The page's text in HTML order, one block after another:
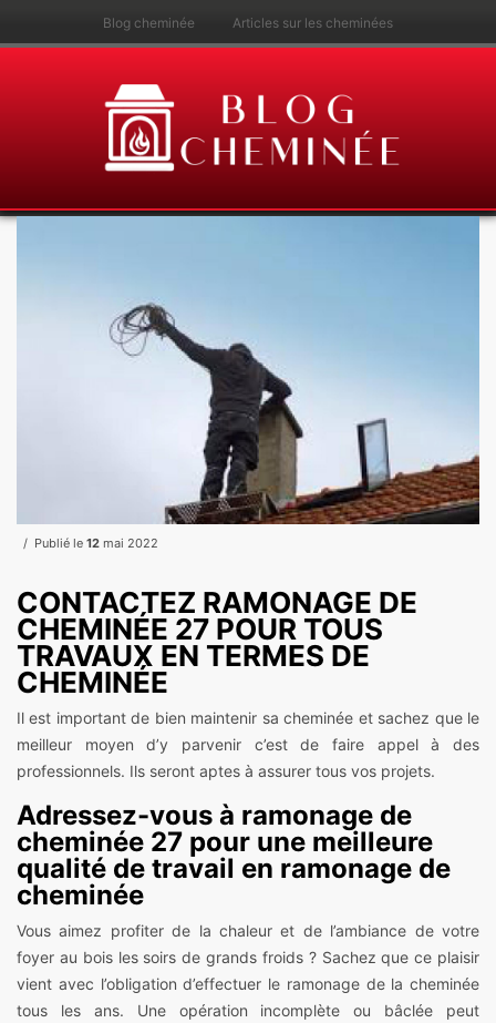
Blog cheminée Articles sur les cheminées
Publié le 12 mai 2022
CONTACTEZ RAMONAGE DE
CHEMINÉE 27 POUR TOUS
TRAVAUX EN TERMES DE
CHEMINÉE
Il est important de bien maintenir sa cheminée et sachez que le
meilleur moyen d’y parvenir c’est de faire appel à des
professionnels. Ils seront aptes à assurer tous vos projets.
Adressez-vous à ramonage de
cheminée 27 pour une meilleure
qualité de travail en ramonage de
cheminée
Vous aimez profiter de la chaleur et de l’ambiance de votre
foyer au bois les soirs de grands froids ? Sachez que ce plaisir
vient avec l’obligation d’effectuer le ramonage de la cheminée
tous les ans. Une opération incomplète ou bâclée peut